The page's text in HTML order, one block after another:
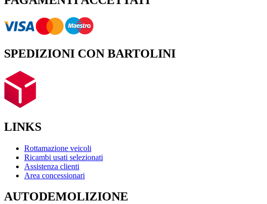
SPEDIZIONI CON BARTOLINI
LINKS
Rottamazione veicoli
Ricambi usati selezionati
Assistenza clienti
Area concessionari
AUTODEMOLIZIONE